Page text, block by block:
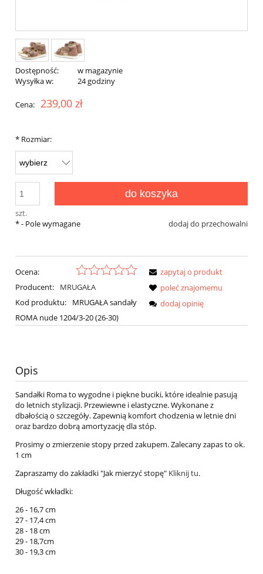
Dostępność:
w magazynie
Wysyłka w:
24 godziny
Cena: 239,00 zł
* Rozmiar:
szt.
do koszyka
dodaj do przechowalni
*- Pole wymagane
Ocena:
Producent:
MRUGAŁA
Kod produktu:
MRUGAŁA sandały
ROMA nude 1204/3-20 (26-30)
zapytaj o produkt
poleć znajomemu
dodaj opinię
Opis
Sandałki Roma to wygodne i piękne buciki, które idealnie pasują
do letnich stylizacji. Przewiewne i elastyczne. Wykonane z
dbałością o szczegóły. Zapewnią komfort chodzenia w letnie dni
oraz bardzo dobrą amortyzację dla stóp.
Prosimy o zmierzenie stopy przed zakupem. Zalecany zapas to ok.
1 cm
Zapraszamy do zakładki "Jak mierzyć stopę" Kliknij tu.
Długość wkładki:
26 - 16,7 cm
27 - 17,4 cm
28 - 18 cm
29 - 18,7cm
30 - 19,3 cm